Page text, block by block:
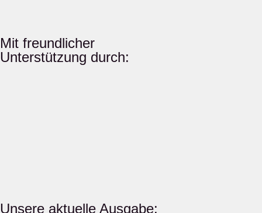
Mit freundlicher
Unterstützung durch:
Unsere aktuelle Ausgabe: